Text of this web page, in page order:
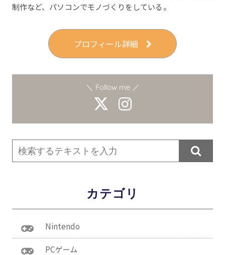
制作など、パソコンでモノづくりをしている。
プロフィール詳細
＼ Follow me ／

カテゴリ
Nintendo
PCゲーム